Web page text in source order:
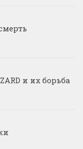
и их борьба